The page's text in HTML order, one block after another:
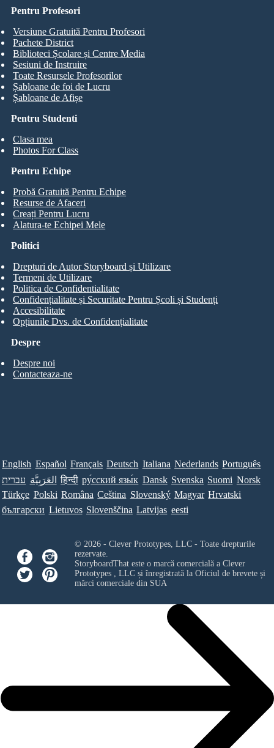
Pentru Studenti
Clasa mea
Photos For Class
Pentru Profesori
Versiune Gratuită Pentru Profesori
Pachete District
Biblioteci Școlare și Centre Media
Sesiuni de Instruire
Toate Resursele Profesorilor
Șabloane de foi de Lucru
Șabloane de Afișe
Pentru Echipe
Probă Gratuită Pentru Echipe
Resurse de Afaceri
Creați Pentru Lucru
Alatura-te Echipei Mele
Despre
Despre noi
Contacteaza-ne
Politici
Drepturi de Autor Storyboard și Utilizare
Termeni de Utilizare
Politica de Confidentialitate
Confidențialitate și Securitate Pentru Școli și Studenți
Accesibilitate
Opțiunile Dvs. de Confidențialitate
English Español Français Deutsch Italiana Nederlands Português
עברית العَرَبِيَّة हिन्दी ру́сский язы́к Dansk Svenska Suomi Norsk
Türkçe Polski Româna Ceština Slovenský Magyar Hrvatski
български Lietuvos Slovenščina Latvijas eesti
© 2026 - Clever Prototypes, LLC - Toate drepturile
rezervate.
StoryboardThat este o marcă comercială a Clever
Prototypes , LLCși înregistrată la Oficiul de brevete și
mărci comerciale din SUA